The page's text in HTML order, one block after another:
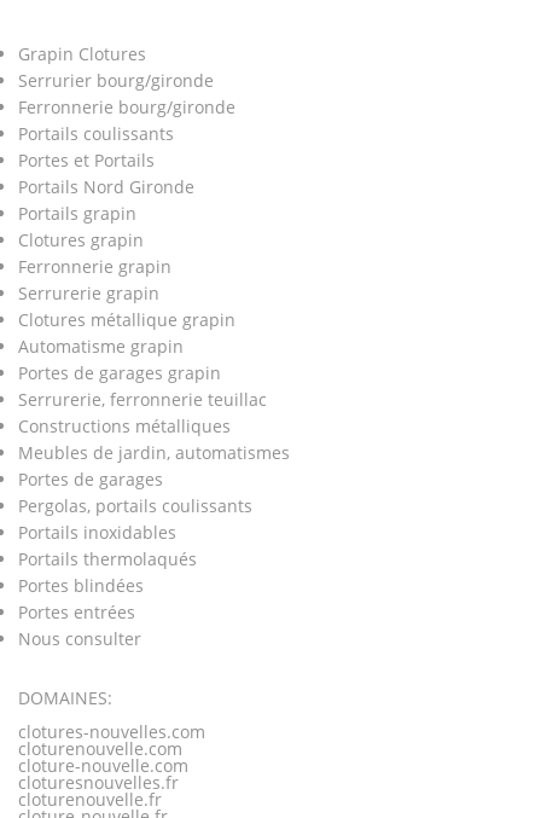
Grapin Clotures
Serrurier bourg/gironde
Ferronnerie bourg/gironde
Portails coulissants
Portes et Portails
Portails Nord Gironde
Portails grapin
Clotures grapin
Ferronnerie grapin
Serrurerie grapin
Clotures métallique grapin
Automatisme grapin
Portes de garages grapin
Serrurerie, ferronnerie teuillac
Constructions métalliques
Meubles de jardin, automatismes
Portes de garages
Pergolas, portails coulissants
Portails inoxidables
Portails thermolaqués
Portes blindées
Portes entrées
Nous consulter
DOMAINES:
clotures-nouvelles.com
cloturenouvelle.com
cloture-nouvelle.com
cloturesnouvelles.fr
cloturenouvelle.fr